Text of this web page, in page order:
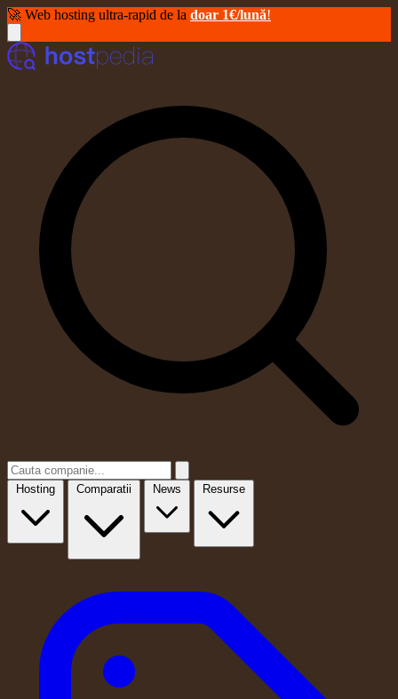
🚀 Web hosting ultra-rapid de la doar 1€/lună!
Hosting Comparatii News Resurse